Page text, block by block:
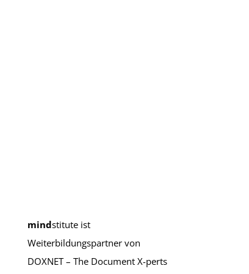
mindstitute ist
Weiterbildungspartner von
DOXNET – The Document X-perts